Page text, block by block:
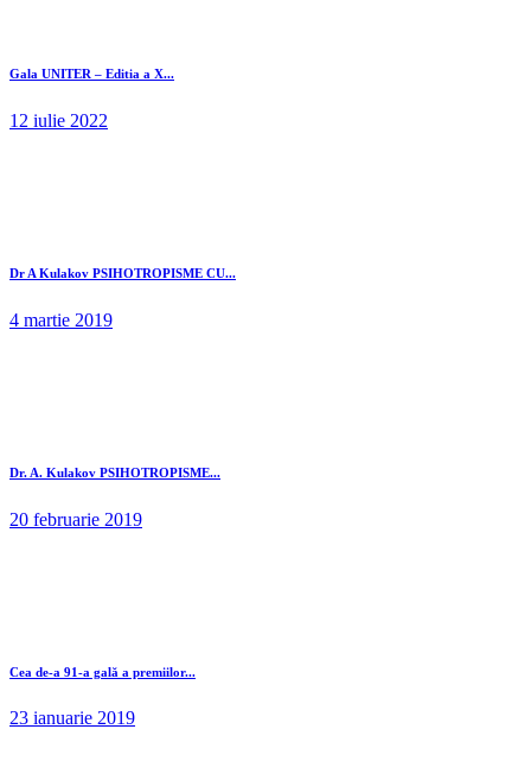
Gala UNITER – Editia a X...
12 iulie 2022
Dr A Kulakov PSIHOTROPISME CU...
4 martie 2019
Dr. A. Kulakov PSIHOTROPISME...
20 februarie 2019
Cea de-a 91-a gală a premiilor...
23 ianuarie 2019